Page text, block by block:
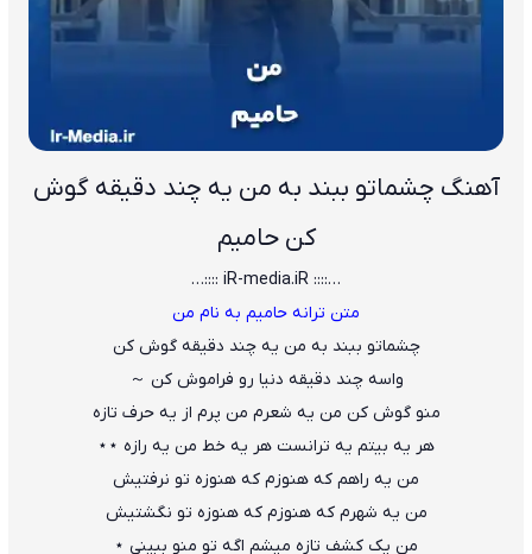
آهنگ چشماتو ببند به من یه چند دقیقه گوش
کن حامیم
…:::: iR-media.iR ::::…
متن ترانه حامیم به نام من
چشماتو ببند به من یه چند دقیقه گوش کن
واسه چند دقیقه دنیا رو فراموش کن ～
منو گوش کن من یه شعرم من پرم از یه حرف تازه
هر یه بیتم یه ترانست هر یه خط من یه رازه ⋆⋆
من یه راهم که هنوزم که هنوزه تو نرفتیش
من یه شهرم که هنوزم که هنوزه تو نگشتیش
من یک کشف تازه میشم اگه تو منو ببینی ⋆